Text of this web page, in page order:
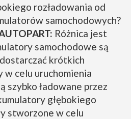
rozładowania od
samochodowych?
Różnica jest
samochodowe są
krótkich
w celu uruchomienia
szybko ładowane przez
głębokiego
stworzone w celu